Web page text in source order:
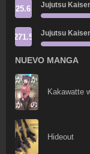
25.6 Jujutsu
271.5 Jujutsu
NUEVO MANGA
Kakawatte
Hideout